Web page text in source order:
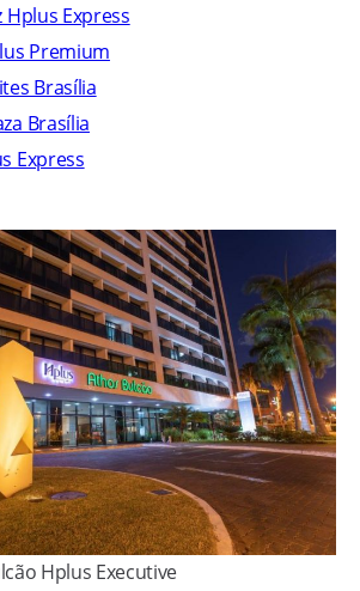
Express
Premium
Brasília
Brasília
Express
Hplus Executive